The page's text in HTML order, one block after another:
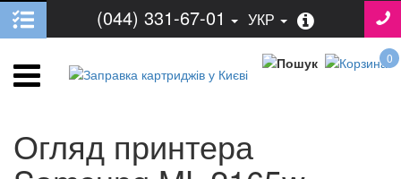
(044) 331-67-01 УКР
0
Огляд принтера